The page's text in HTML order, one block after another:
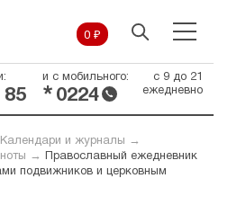
0 ₽
85
и с мобильного:
* 0224
с 9 до 21
ежедневно
Календари и журналы →
→
Православный ежедневник
подвижников и церковным